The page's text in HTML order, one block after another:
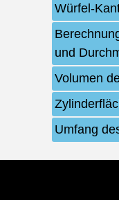
Würfel-
und
Volumen
Umfang